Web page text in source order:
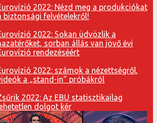
2022: Nézd meg a produkciókat
biztonsági felvételekről!
2022: Sokan üdvözlik a
sorban állás van jövő évi
rendezéséért
2022: számok a nézettségről,
a „stand-in” próbákról
2022: Az EBU statisztikailag
dolgot kér